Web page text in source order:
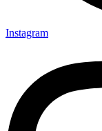
Instagram